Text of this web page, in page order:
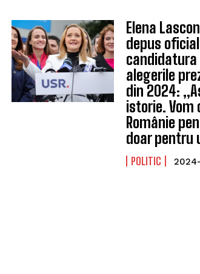
Elena
depus oficial
alegerile
din 2024:
istorie. Vom
Românie
doar pentru
POLITIC